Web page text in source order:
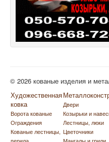
© 2026 кованые изделия и
Художественная
ковка
Ворота кованые
Ограждения
Кованые лестницы,
Двери
Козырьки и
Лестницы, люки
Цветочники